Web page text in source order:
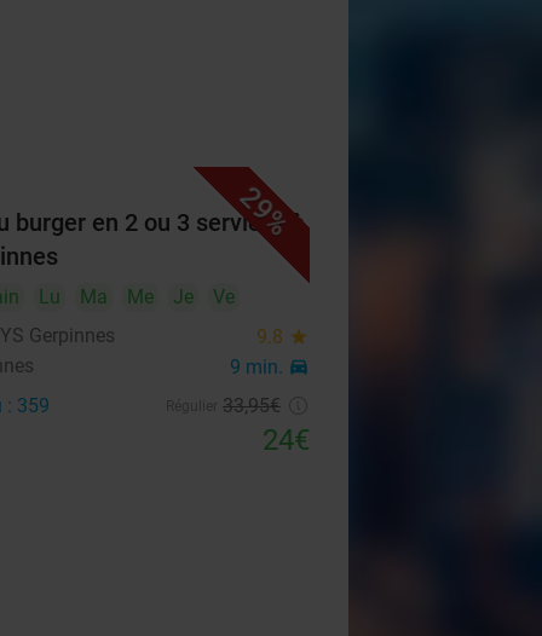
29%
burger en 2 ou 3 services à
Lu Ma Me Je
Ve
Gerpinnes
9.8 star
9 min. directions_car
: 359 33,95€
24€